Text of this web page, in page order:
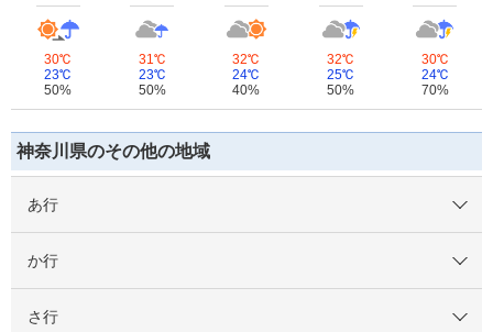
30℃
23℃
50%
31℃
23℃
50%
32℃
24℃
40%
32℃
25℃
50%
30℃
24℃
70%
神奈川県のその他の地域
あ行
か行
さ行